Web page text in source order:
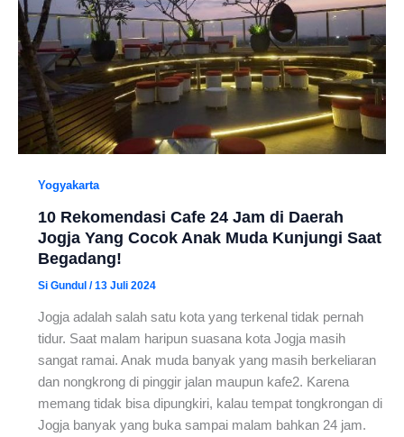
Yogyakarta
10 Rekomendasi Cafe 24 Jam di Daerah
Jogja Yang Cocok Anak Muda Kunjungi Saat
Begadang!
Si Gundul /13 Juli 2024
Jogja adalah salah satu kota yang terkenal tidak pernah
tidur. Saat malam haripun suasana kota Jogja masih
sangat ramai. Anak muda banyak yang masih berkeliaran
dan nongkrong di pinggir jalan maupun kafe2. Karena
memang tidak bisa dipungkiri, kalau tempat tongkrongan di
Jogja banyak yang buka sampai malam bahkan 24 jam.